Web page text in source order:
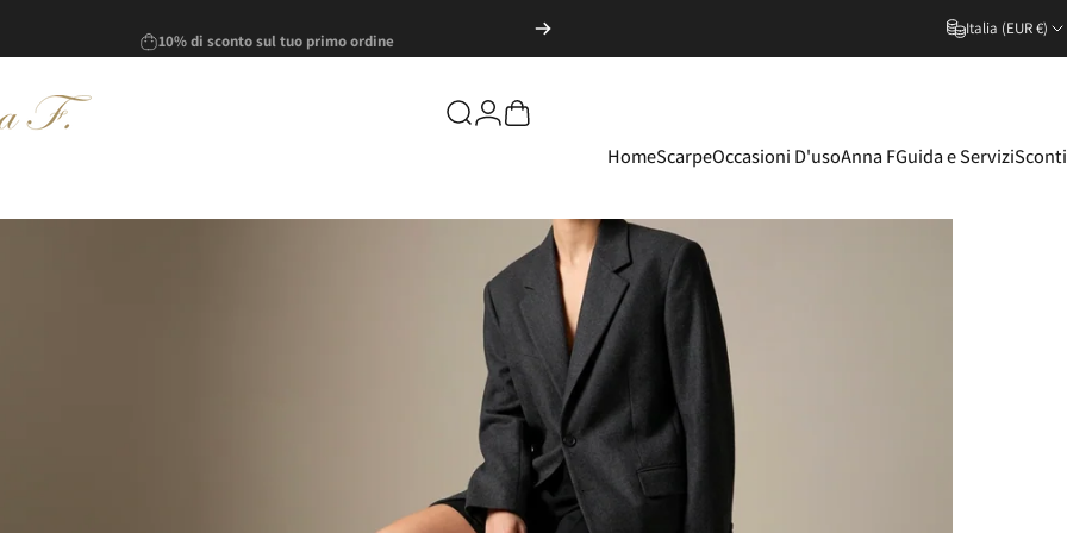
Italia (EUR €)
F - Shop Online
- Shop Online
HomeScarpeOccasioni D'usoAnna FGuida e ServiziSconti
CercaAccediCarrello